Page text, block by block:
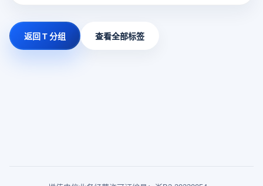
返回 T 分组 查看全部标签